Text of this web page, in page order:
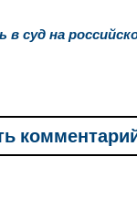
в суд на